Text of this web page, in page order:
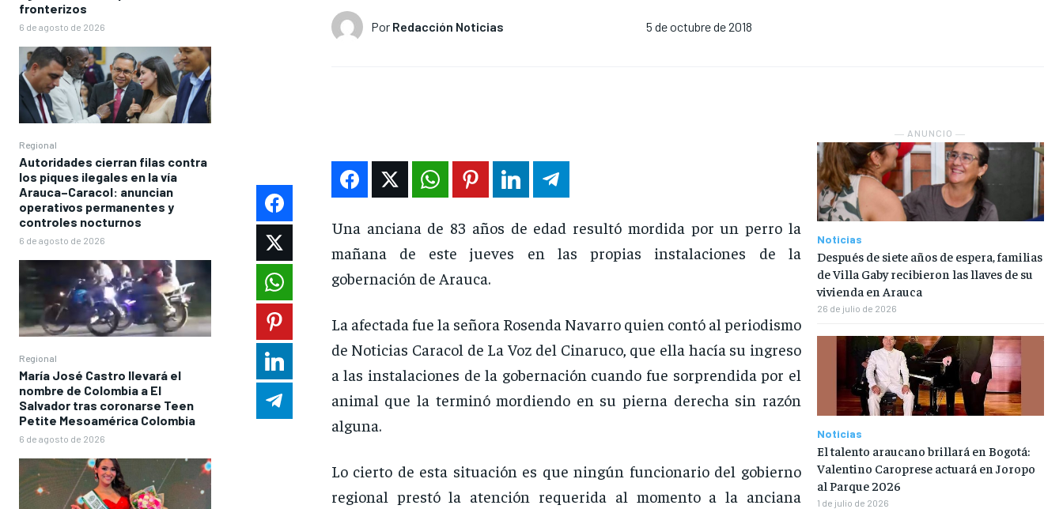
fronterizos
6 de agosto de 2026
Regional
Autoridades cierran filas contra
los piques ilegales en la vía
Arauca–Caracol: anuncian
operativos permanentes y
controles nocturnos
6 de agosto de 2026
Regional
María José Castro llevará el
nombre de Colombia a El
Salvador tras coronarse Teen
Petite Mesoamérica Colombia
6 de agosto de 2026
Por Redacción Noticias 5 de octubre de 2018
Una anciana de 83 años de edad resultó mordida por un perro la
mañana de este jueves en las propias instalaciones de la
gobernación de Arauca.
La afectada fue la señora Rosenda Navarro quien contó al periodismo
de Noticias Caracol de La Voz del Cinaruco, que ella hacía su ingreso
a las instalaciones de la gobernación cuando fue sorprendida por el
animal que la terminó mordiendo en su pierna derecha sin razón
alguna.
Lo cierto de esta situación es que ningún funcionario del gobierno
regional prestó la atención requerida al momento a la anciana
― ANUNCIO ―
Noticias
Después de siete años de espera, familias
de Villa Gaby recibieron las llaves de su
vivienda en Arauca
26 de julio de 2026
Noticias
El talento araucano brillará en Bogotá:
Valentino Caroprese actuará en Joropo
al Parque 2026
1 de julio de 2026